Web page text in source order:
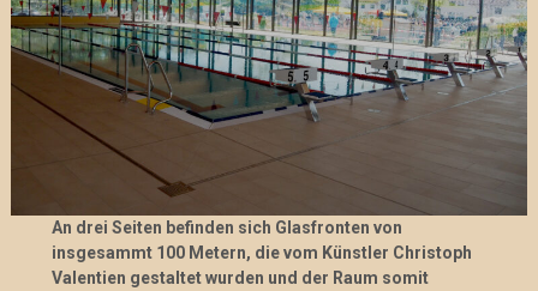
An drei Seiten befinden sich Glasfronten von
insgesammt 100 Metern, die vom Künstler Christoph
Valentien gestaltet wurden und der Raum somit